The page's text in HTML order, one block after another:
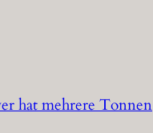
hat mehrere Tonnen